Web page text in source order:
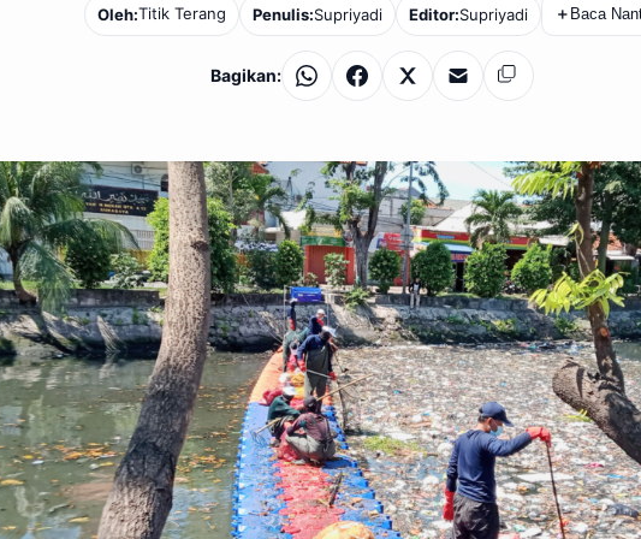
Oleh:Titik Terang Penulis:Supriyadi Editor:Supriyadi ＋ Baca
Bagikan: WhatsAppFacebook
X EmailSalin